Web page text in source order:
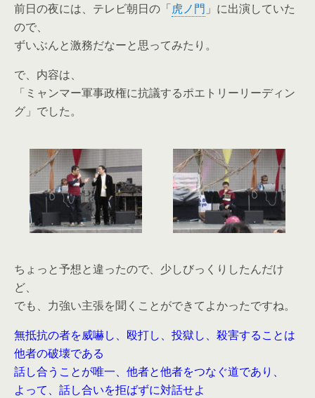
前日の夜には、テレビ朝日の「虎ノ門 」に出演していた
ので、
ずいぶんと激務だなーと思ってみたり。
で、内容は、
「ミャンマー軍事政権に抗議するポエトリーリーディン
グ」でした。
ちょっと予想と違ったので、少しびっくりしたんだけ
ど、
でも、力強い主張を聞くことができてよかったですね。
無抵抗の者を威嚇し、殴打し、投獄し、殺害することは
他者の破壊である
話し合うことが唯一、他者と他者をつなぐ道であり、
よって、話し合いを拒ばずに対話せよ